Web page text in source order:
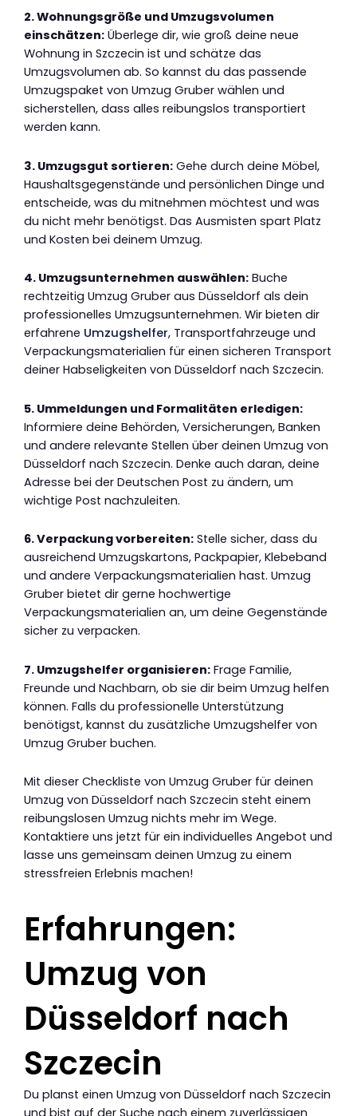
2. Wohnungsgröße und Umzugsvolumen
einschätzen: Überlege dir, wie groß deine neue
Wohnung in Szczecin ist und schätze das
Umzugsvolumen ab. So kannst du das passende
Umzugspaket von Umzug Gruber wählen und
sicherstellen, dass alles reibungslos transportiert
werden kann.
3. Umzugsgut sortieren: Gehe durch deine Möbel,
Haushaltsgegenstände und persönlichen Dinge und
entscheide, was du mitnehmen möchtest und was
du nicht mehr benötigst. Das Ausmisten spart Platz
und Kosten bei deinem Umzug.
4. Umzugsunternehmen auswählen: Buche
rechtzeitig Umzug Gruber aus Düsseldorf als dein
professionelles Umzugsunternehmen. Wir bieten dir
erfahrene Umzugshelfer, Transportfahrzeuge und
Verpackungsmaterialien für einen sicheren Transport
deiner Habseligkeiten von Düsseldorf nach Szczecin.
5. Ummeldungen und Formalitäten erledigen:
Informiere deine Behörden, Versicherungen, Banken
und andere relevante Stellen über deinen Umzug von
Düsseldorf nach Szczecin. Denke auch daran, deine
Adresse bei der Deutschen Post zu ändern, um
wichtige Post nachzuleiten.
6. Verpackung vorbereiten: Stelle sicher, dass du
ausreichend Umzugskartons, Packpapier, Klebeband
und andere Verpackungsmaterialien hast. Umzug
Gruber bietet dir gerne hochwertige
Verpackungsmaterialien an, um deine Gegenstände
sicher zu verpacken.
7. Umzugshelfer organisieren: Frage Familie,
Freunde und Nachbarn, ob sie dir beim Umzug helfen
können. Falls du professionelle Unterstützung
benötigst, kannst du zusätzliche Umzugshelfer von
Umzug Gruber buchen.
Mit dieser Checkliste von Umzug Gruber für deinen
Umzug von Düsseldorf nach Szczecin steht einem
reibungslosen Umzug nichts mehr im Wege.
Kontaktiere uns jetzt für ein individuelles Angebot und
lasse uns gemeinsam deinen Umzug zu einem
stressfreien Erlebnis machen!
Erfahrungen:
Umzug von
Düsseldorf nach
Szczecin
Du planst einen Umzug von Düsseldorf nach Szczecin